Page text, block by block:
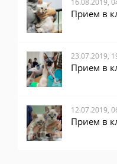
16.08.2019,
Прием в
23.07.2019,
Прием в
12.07.2019,
Прием в